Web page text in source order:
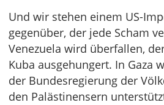
Und wir stehen einem US-
gegenüber, der jede Scham
Venezuela wird überfallen,
Kuba ausgehungert. In Gaza
der Bundesregierung der
den Palästinensern